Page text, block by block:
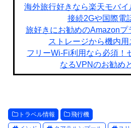
海外旅行好きなら楽天モバイ
接続2Gや国際電
旅好きにお勧めのAmazonプ
ストレージから機内
フリーWi-Fi利用なら必須！
なるVPNのお勧め
トラベル情報 飛行機